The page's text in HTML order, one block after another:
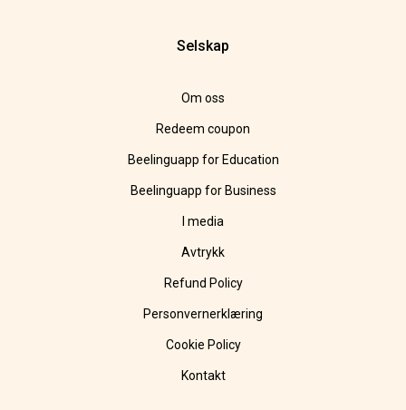
Selskap
Om oss
Redeem coupon
Beelinguapp for Education
Beelinguapp for Business
I media
Avtrykk
Refund Policy
Personvernerklæring
Cookie Policy
Kontakt